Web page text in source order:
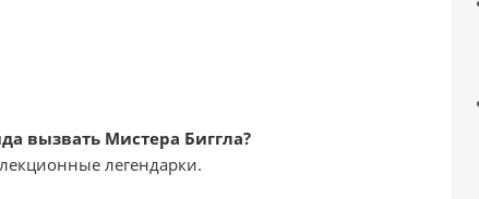
вызвать Мистера Биггла?
легендарки.